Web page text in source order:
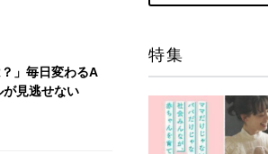
？」毎日変わるA
見逃せない
特集